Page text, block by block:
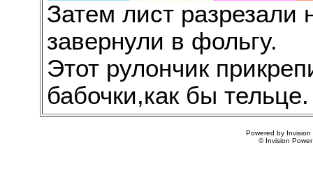
Затем лист разрезали
завернули в фольгу.
Этот рулончик
бабочки,как бы тельце.
Powered by Invision
© Invision Power